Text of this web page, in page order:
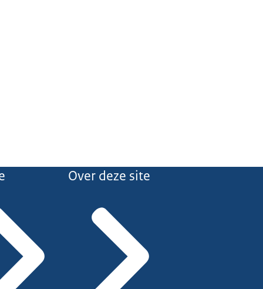
Over deze site